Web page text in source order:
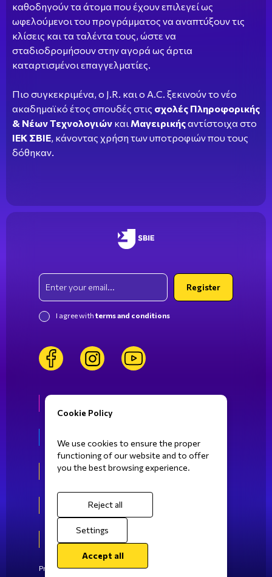
καθοδηγούν τα άτομα που έχουν επιλεγεί ως
ωφελούμενοι του προγράμματος να αναπτύξουν τις
κλίσεις και τα ταλέντα τους, ώστε να
σταδιοδρομήσουν στην αγορά ως άρτια
καταρτισμένοι επαγγελματίες.
Πιο συγκεκριμένα, ο J.R. και ο Α.C. ξεκινούν το νέο
ακαδημαϊκό έτος σπουδές στις σχολές Πληροφορικής
& Νέων Τεχνολογιών και Μαγειρικήςαντίστοιχα στο
ΙΕΚ ΣΒΙΕ, κάνοντας χρήση των υποτροφιών που τους
δόθηκαν.
Email
Register
I agree with terms and conditions
facebookinstagramyoutube
Fields of Study
Athens
Kalamata
Privacy Policy Cookies Policy Terms of Use
Cookie Policy
We use cookies to ensure the proper
functioning of our website and to offer
you the best browsing experience.
Reject all
Settings
Accept all